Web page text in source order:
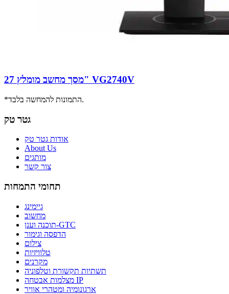
מסך מחשב מומלץ 27" VG2740V
*התמונות להמחשה בלבד.
גטר טק
אודות גטר טק
About Us
מותגים
צור קשר
תחומי התמחות
גיימינג
מחשוב
תוכנה וענן-GTC
הדפסה וגימור
צילום
טלוויזיות
מקרנים
תשתיות תקשורת וטלפוניה
מצלמות אבטחה IP
ארגונומיה ומטהרי אוויר